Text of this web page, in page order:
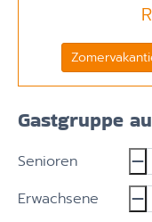
Gastgruppe
Senioren
Erwachsene